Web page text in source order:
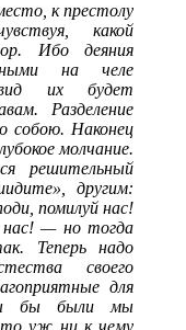
к престолу
какой
Ибо деяния
на челе
их будет
Разделение
собою. Наконец
молчание.
решительный
другим:
помилуй нас!
нас! — но тогда
Теперь надо
своего
для
бы были мы
уж ни к чему